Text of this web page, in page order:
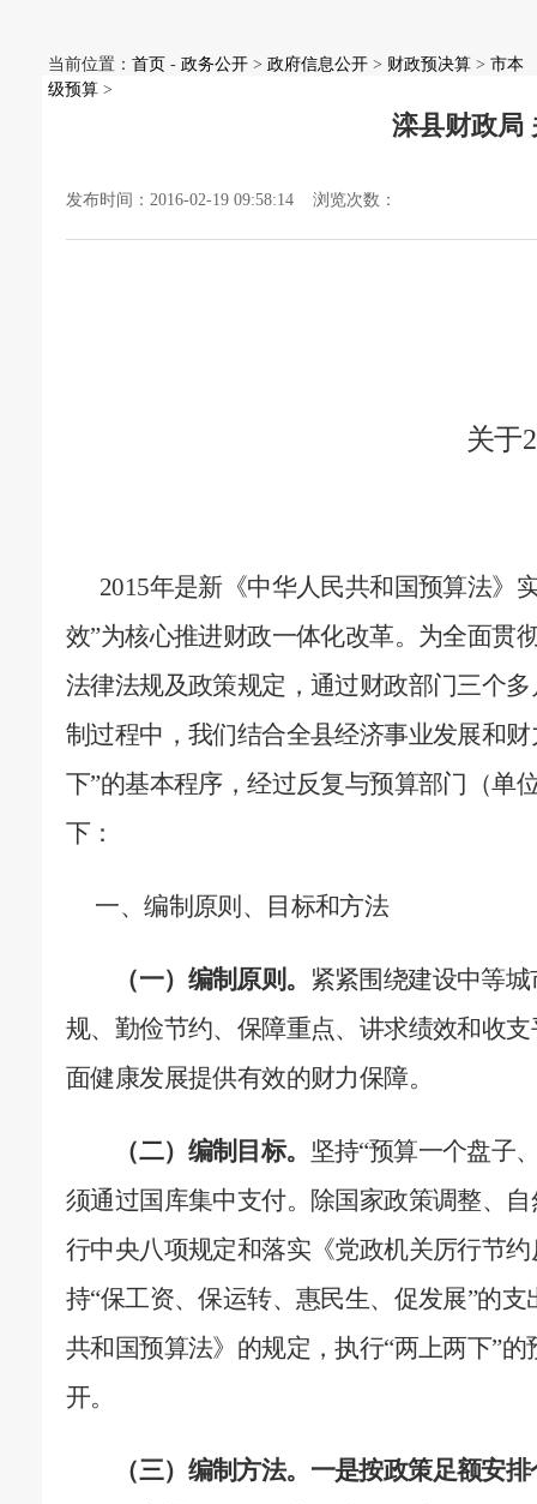
当前位置： 首页 - 政务公开 > 政府信息公开 > 财政预决算 > 市本
级预算 >
滦县财政局
发布时间：2016-02-19 09:58:14 浏览次数：
关于
2015年是新《中华人民共和国预算法》
效”为核心推进财政一体化改革。为全面贯
法律法规及政策规定，通过财政部门三个
制过程中，我们结合全县经济事业发展和
下”的基本程序，经过反复与预算部门（单
下：
一、编制原则、目标和方法
（一）编制原则。 紧紧围绕建设中等
规、勤俭节约、保障重点、讲求绩效和收
面健康发展提供有效的财力保障。
（二）编制目标。 坚持“预算一个盘子
须通过国库集中支付。除国家政策调整、
行中央八项规定和落实《党政机关厉行节
持“保工资、保运转、惠民生、促发展”的
共和国预算法》的规定，执行“两上两下”
开。
（三）编制方法。 一是按政策足额安